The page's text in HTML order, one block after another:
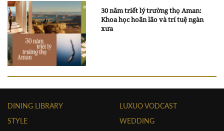
30 năm triết lý trường thọ Aman:
Khoa học hoãn lão và trí tuệ ngàn
xưa
DINING LIBRARY
STYLE
LUXUO VODCAST
WEDDING